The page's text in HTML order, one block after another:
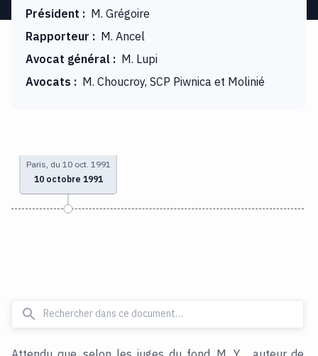
Président : M. Grégoire
Rapporteur : M. Ancel
Avocat général : M. Lupi
Avocats : M. Choucroy, SCP Piwnica et Molinié
Paris, du 10 oct. 1991
10 octobre 1991